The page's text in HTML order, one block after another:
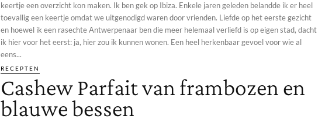
keertje een overzicht kon maken. Ik ben gek op Ibiza. Enkele jaren geleden belandde ik er heel
toevallig een keertje omdat we uitgenodigd waren door vrienden. Liefde op het eerste gezicht
en hoewel ik een rasechte Antwerpenaar ben die meer helemaal verliefd is op eigen stad, dacht
ik hier voor het eerst: ja, hier zou ik kunnen wonen. Een heel herkenbaar gevoel voor wie al
eens...
RECEPTEN
Cashew Parfait van frambozen en
blauwe bessen